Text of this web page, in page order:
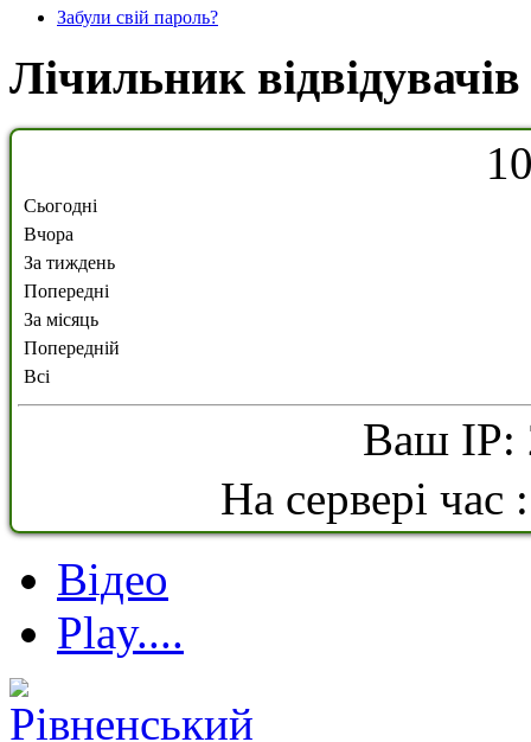
Забули свій пароль?
Лічильник відвідувачів
1
Сьогодні
Вчора
За тиждень
Попередні
За місяць
Попередній
Всі
Ваш IP:
На сервері
Відео
Play....